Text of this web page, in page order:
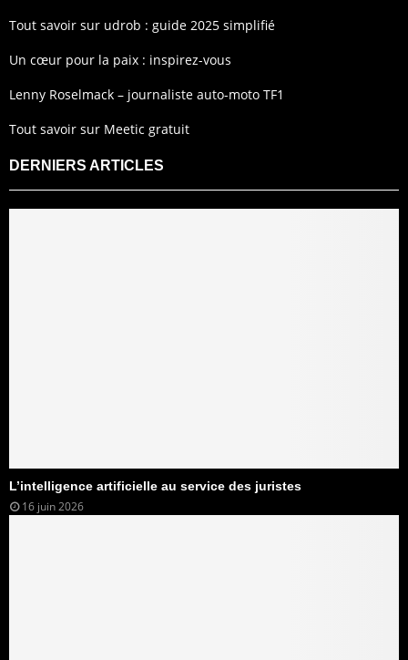
Tout savoir sur udrob : guide 2025 simplifié
Un cœur pour la paix : inspirez-vous
Lenny Roselmack – journaliste auto-moto TF1
Tout savoir sur Meetic gratuit
DERNIERS ARTICLES
L’intelligence artificielle au service des juristes
16 juin 2026